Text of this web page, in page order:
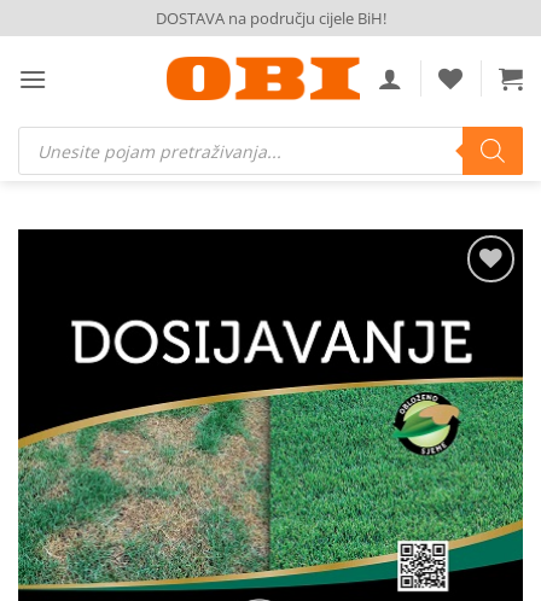
to
content
DOSTAVA na području cijele BiH!
Products
search
listu
želja